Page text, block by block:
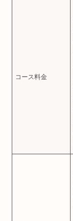
コース料金